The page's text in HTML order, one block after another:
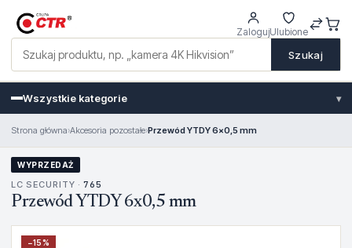
Szukaj
ZalogujUlubione
Wszystkie kategorie ▾
Strona główna›Akcesoria pozostałe›Przewód YTDY 6x0,5 mm
WYPRZEDAŻ
LC SECURITY · 765
Przewód YTDY 6x0,5 mm
−15%